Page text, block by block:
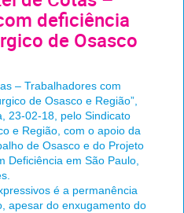
deficiência
de Osasco
– Trabalhadores com
de Osasco e Região”,
23-02-18, pelo Sindicato
e Região, com o apoio da
de Osasco e do Projeto
Deficiência em São Paulo,
é a permanência
apesar do enxugamento do